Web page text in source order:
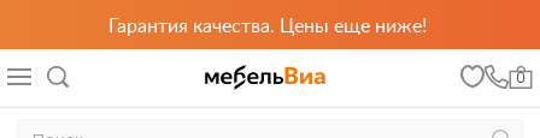
Гарантия качества. Цены еще ниже!
0